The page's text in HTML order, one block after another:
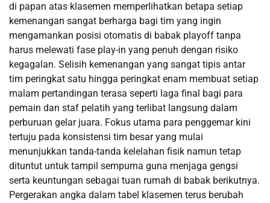
di papan atas klasemen memperlihatkan betapa setiap
kemenangan sangat berharga bagi tim yang ingin
mengamankan posisi otomatis di babak playoff tanpa
harus melewati fase play-in yang penuh dengan risiko
kegagalan. Selisih kemenangan yang sangat tipis antar
tim peringkat satu hingga peringkat enam membuat setiap
malam pertandingan terasa seperti laga final bagi para
pemain dan staf pelatih yang terlibat langsung dalam
perburuan gelar juara. Fokus utama para penggemar kini
tertuju pada konsistensi tim besar yang mulai
menunjukkan tanda-tanda kelelahan fisik namun tetap
dituntut untuk tampil sempurna guna menjaga gengsi
serta keuntungan sebagai tuan rumah di babak berikutnya.
Pergerakan angka dalam tabel klasemen terus berubah